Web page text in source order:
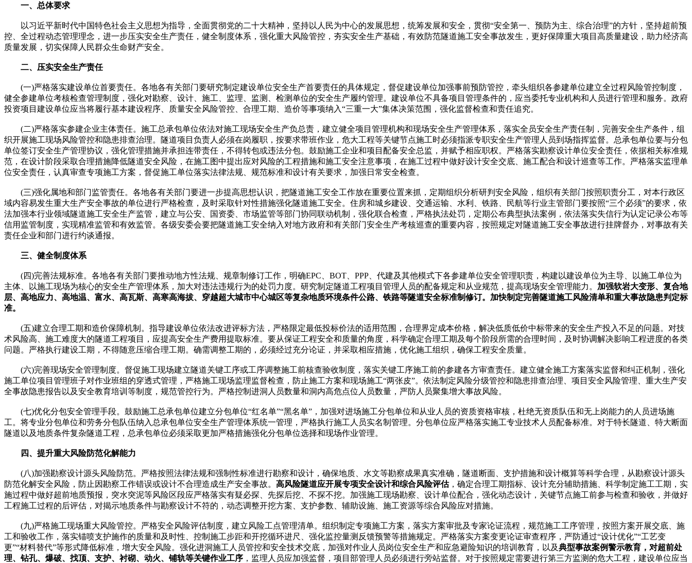
一、总体要求
以习近平新时代中国特色社会主义思想为指导，全面贯彻党的二十大精神，坚持以人民为中心的发展思想，统筹发展和安全，贯彻“安全第一、预防为主、综合治理”的方针，坚持超前预
控、全过程动态管理理念，进一步压实安全生产责任，健全制度体系，强化重大风险管控，夯实安全生产基础，有效防范隧道施工安全事故发生，更好保障重大项目高质量建设，助力经济高
质量发展，切实保障人民群众生命财产安全。
二、压实安全生产责任
(一)严格落实建设单位首要责任。各地各有关部门要研究制定建设单位安全生产首要责任的具体规定，督促建设单位加强事前预防管控，牵头组织各参建单位建立全过程风险管控制度，
健全参建单位考核检查管理制度，强化对勘察、设计、施工、监理、监测、检测单位的安全生产履约管理。建设单位不具备项目管理条件的，应当委托专业机构和人员进行管理和服务。政府
投资项目建设单位应当将履行基本建设程序、质量安全风险管控、合理工期、造价等事项纳入“三重一大”集体决策范围，强化监督检查和责任追究。
(二)严格落实参建企业主体责任。施工总承包单位依法对施工现场安全生产负总责，建立健全项目管理机构和现场安全生产管理体系，落实全员安全生产责任制，完善安全生产条件，组
织开展施工现场风险管控和隐患排查治理。隧道项目负责人必须在岗履职，按要求带班作业，危大工程等关键节点施工时必须指派专职安全生产管理人员到场指挥监督。总承包单位要与分包
单位签订安全生产管理协议，强化管理措施并承担连带责任，不得转包或违法分包。鼓励施工企业和项目配备安全总监，并赋予相应职权。严格落实勘察设计单位安全责任，依据相关标准规
范，在设计阶段采取合理措施降低隧道安全风险，在施工图中提出应对风险的工程措施和施工安全注意事项，在施工过程中做好设计安全交底、施工配合和设计巡查等工作。严格落实监理单
位安全责任，认真审查专项施工方案，督促施工单位落实法律法规、规范标准和设计有关要求，加强日常安全检查。
(三)强化属地和部门监管责任。各地各有关部门要进一步提高思想认识，把隧道施工安全工作放在重要位置来抓，定期组织分析研判安全风险，组织有关部门按照职责分工，对本行政区
域内容易发生重大生产安全事故的单位进行严格检查，及时采取针对性措施强化隧道施工安全。住房和城乡建设、交通运输、水利、铁路、民航等行业主管部门要按照“三个必须”的要求，依
法加强本行业领域隧道施工安全生产监管，建立与公安、国资委、市场监管等部门协同联动机制，强化联合检查，严格执法处罚，定期公布典型执法案例，依法落实失信行为认定记录公布等
信用监管制度，实现精准监管和有效监管。各级安委会要把隧道施工安全纳入对地方政府和有关部门安全生产考核巡查的重要内容，按照规定对隧道施工安全事故进行挂牌督办，对事故有关
责任企业和部门进行约谈通报。
三、健全制度体系
(四)完善法规标准。各地各有关部门要推动地方性法规、规章制修订工作，明确EPC、BOT、PPP、代建及其他模式下各参建单位安全管理职责，构建以建设单位为主导、以施工单位为
主体、以施工现场为核心的安全生产管理体系，加大对违法违规行为的处罚力度。研究制定隧道工程项目管理人员的配备规定和从业规范，提高现场安全管理能力。 加强软岩大变形、复合地
层、高地应力、高地温、富水、高瓦斯、高寒高海拔、穿越超大城市中心城区等复杂地质环境条件公路、铁路等隧道安全标准制修订。加快制定完善隧道施工风险清单和重大事故隐患判定标
准。
(五)建立合理工期和造价保障机制。指导建设单位依法改进评标方法，严格限定最低投标价法的适用范围，合理界定成本价格，解决低质低价中标带来的安全生产投入不足的问题。对技
术风险高、施工难度大的隧道工程项目，应提高安全生产费用提取标准。要从保证工程安全和质量的角度，科学确定合理工期及每个阶段所需的合理时间，及时协调解决影响工程进度的各类
问题。严格执行建设工期，不得随意压缩合理工期。确需调整工期的，必须经过充分论证，并采取相应措施，优化施工组织，确保工程安全质量。
(六)完善现场安全管理制度。督促施工现场建立隧道关键工序或工序调整施工前核查验收制度，落实关键工序施工前的参建各方审查责任。建立健全施工方案落实监督和纠正机制，强化
施工单位项目管理班子对作业班组的穿透式管理，严格施工现场监理监督检查，防止施工方案和现场施工“两张皮”。依法制定风险分级管控和隐患排查治理、项目安全风险管理、重大生产安
全事故隐患报告以及安全教育培训等制度，规范管控行为。严格控制进洞人员数量和洞内高危点位人员数量，严防人员聚集增大事故风险。
(七)优化分包安全管理手段。鼓励施工总承包单位建立分包单位“红名单”“黑名单”，加强对进场施工分包单位和从业人员的资质资格审核，杜绝无资质队伍和无上岗能力的人员进场施
工。将专业分包单位和劳务分包队伍纳入总承包单位安全生产管理体系统一管理，严格执行施工人员实名制管理。分包单位应严格落实施工专业技术人员配备标准。对于特长隧道、特大断面
隧道以及地质条件复杂隧道工程，总承包单位必须采取更加严格措施强化分包单位选择和现场作业管理。
四、提升重大风险防范化解能力
(八)加强勘察设计源头风险防范。严格按照法律法规和强制性标准进行勘察和设计，确保地质、水文等勘察成果真实准确，隧道断面、支护措施和设计概算等科学合理，从勘察设计源头
防范化解安全风险，防止因勘察工作错误或设计不合理造成生产安全事故。 高风险隧道应开展专项安全设计和综合风险评估，确定合理工期指标、设计充分辅助措施、科学制定施工工期，实
施过程中做好超前地质预报，突水突泥等风险区段应严格落实有疑必探、先探后挖、不探不挖。加强施工现场勘察、设计单位配合，强化动态设计，关键节点施工前参与检查和验收，并做好
工程施工过程的后评估，对揭示地质条件与勘察设计不符的，动态调整开挖方案、支护参数、辅助设施、施工资源等综合风险应对措施。
(九)严格施工现场重大风险管控。严格安全风险评估制度，建立风险工点管理清单。组织制定专项施工方案，落实方案审批及专家论证流程，规范施工工序管理，按照方案开展交底、施
工和验收工作，落实锚喷支护施作的质量和及时性、控制施工步距和开挖循环进尺、强化监控量测反馈预警等措施规定。严格落实方案变更论证审查程序，严防通过“设计优化”“工艺变
更”“材料替代”等形式降低标准，增大安全风险。强化进洞施工人员管控和安全技术交底，加强对作业人员岗位安全生产和应急避险知识的培训教育，以及典型事故案例警示教育，对超前处
理、钻孔、爆破、找顶、支护、衬砌、动火、铺轨等关键作业工序 ，监理人员应加强监督，项目部管理人员必须进行旁站监督。对于按照规定需要进行第三方监测的危大工程，建设单位应当